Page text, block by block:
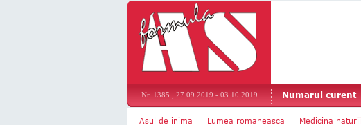
Nr. 1385 , 27.09.2019 - 03.10.2019 Numarul curent
Asul de inima Lumea romaneasca Medicina naturii